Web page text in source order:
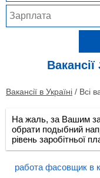
Вакансії
Вакансії в Україні / Всі
На жаль, за Вашим
обрати подыбний
рівень заробітньої
работа фасовщик в